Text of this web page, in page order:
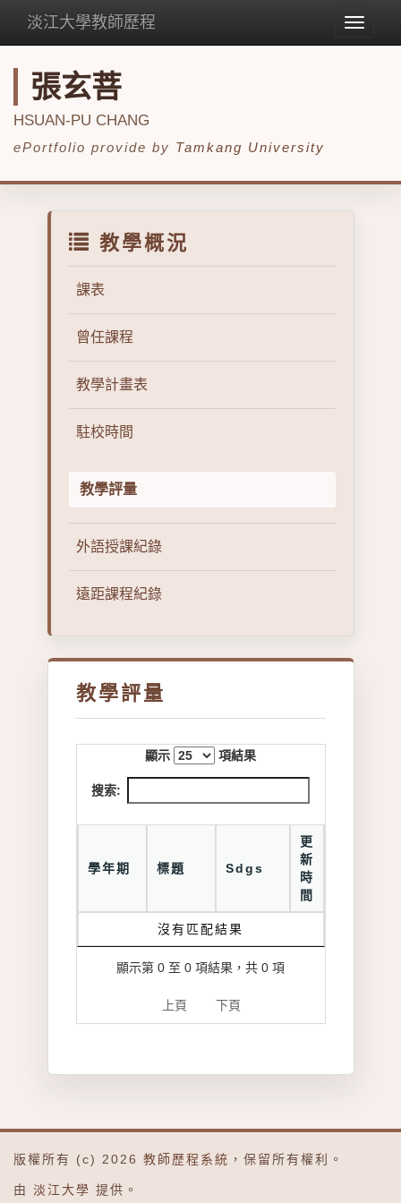
Toggle
淡江大學教師歷程
張玄菩
HSUAN-PU CHANG
ePortfolio provide by Tamkang University
教學概況
課表
曾任課程
教學計畫表
駐校時間
教學評量
外語授課紀錄
遠距課程紀錄
教學評量
顯示 項結果
搜索:
學年期 標題 Sdgs
更
新
時
間
沒有匹配結果
顯示第 0 至 0 項結果，共 0 項
上頁 下頁
版權所有 (c) 2026 教師歷程系統 ，保留所有權利。
由 淡江大學 提供。